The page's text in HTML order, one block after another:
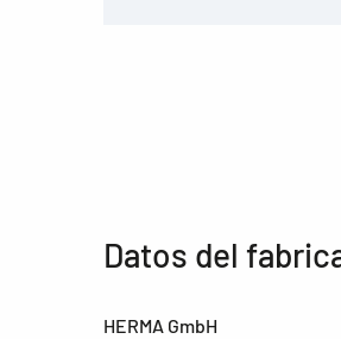
Datos del
HERMA GmbH